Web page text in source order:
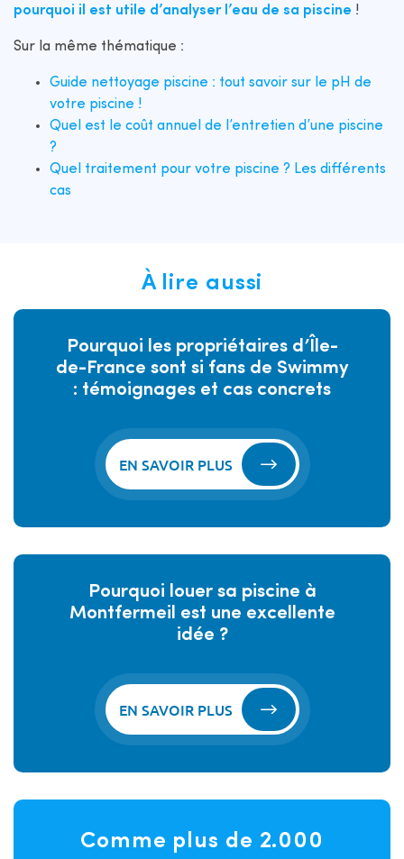
pourquoi il est utile d’analyser l’eau de sa piscine !
Sur la même thématique :
Guide nettoyage piscine : tout savoir sur le pH de
votre piscine !
Quel est le coût annuel de l’entretien d’une piscine
?
Quel traitement pour votre piscine ? Les différents
cas
À lire aussi
Pourquoi les propriétaires d’Île-
de-France sont si fans de Swimmy
: témoignages et cas concrets
EN SAVOIR PLUS
Pourquoi louer sa piscine à
Montfermeil est une excellente
idée ?
EN SAVOIR PLUS
Comme plus de 2.000